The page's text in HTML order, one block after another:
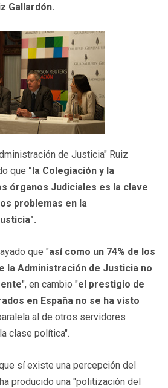
Gallardón.
de Justicia" Ruiz
que "la Colegiación y la
órganos Judiciales es la clave
problemas en la
que "así como un 74% de los
la Administración de Justicia no
", en cambio "el prestigio de
en España no se ha visto
al de otros servidores
clase política".
sí existe una percepción del
producido una "politización del